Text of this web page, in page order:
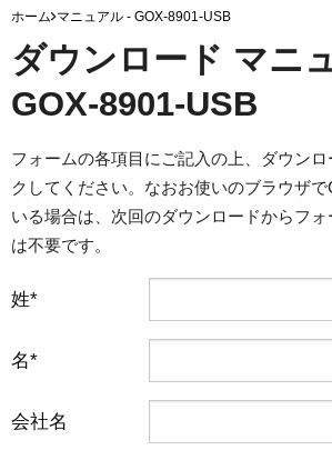
ホーム マニュアル - GOX-8901-USB
ダウンロード マニ
GOX-8901-USB
フォームの各項目にご記入の上、ダウン
クしてください。なおお使いのブラウザ
いる場合は、次回のダウンロードからフ
は不要です。
姓
名
会社名